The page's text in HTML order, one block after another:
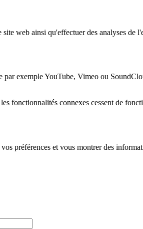
web ainsi qu'effectuer des analyses de
exemple YouTube, Vimeo ou
fonctionnalités connexes cessent de
préférences et vous montrer des